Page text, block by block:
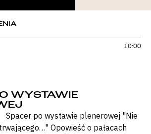
10:00
WYSTAWIE
Spacer po wystawie plenerowej "Nie
Opowieść o pałacach